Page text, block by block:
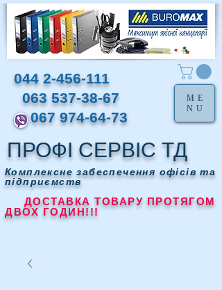
ПРОФІ СЕРВІС ТД
Комплексне забеспечення офісів та
підприємств
ДОСТАВКА ТОВАРУ ПРОТЯГОМ
ДВОХ ГОДИН!!!
044 2-456-111
063 537-38-67
067 974-64-73
ME
NU